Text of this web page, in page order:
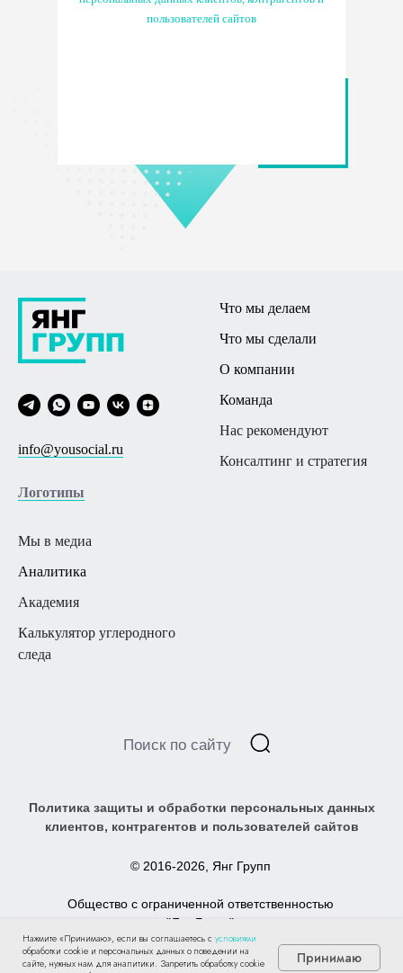
пользователей сайтов
info@yousocial.ru
Логотипы
Что мы делаем
Что мы сделали
О компании
Команда
Нас рекомендуют
Консалтинг и стратегия
Мы в медиа
Аналитика
Академия
Калькулятор углеродного
следа
Нажмите «Принимаю», если вы соглашаетесь с условиями
обработки cookie и персональных данных о поведении на
сайте, нужных нам для аналитики. Запретить обработку cookie
Принимаю